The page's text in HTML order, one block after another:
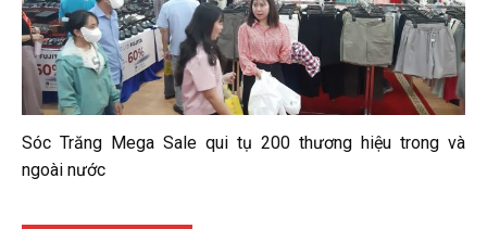
Sóc Trăng Mega Sale qui tụ 200 thương hiệu trong và
ngoài nước